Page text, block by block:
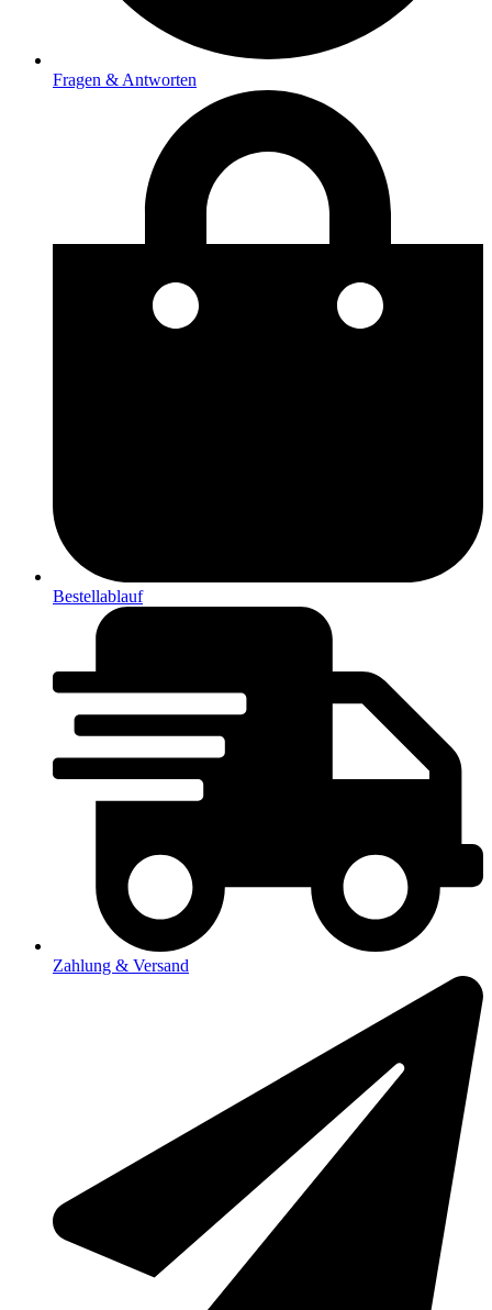
Fragen & Antworten
Bestellablauf
Zahlung & Versand